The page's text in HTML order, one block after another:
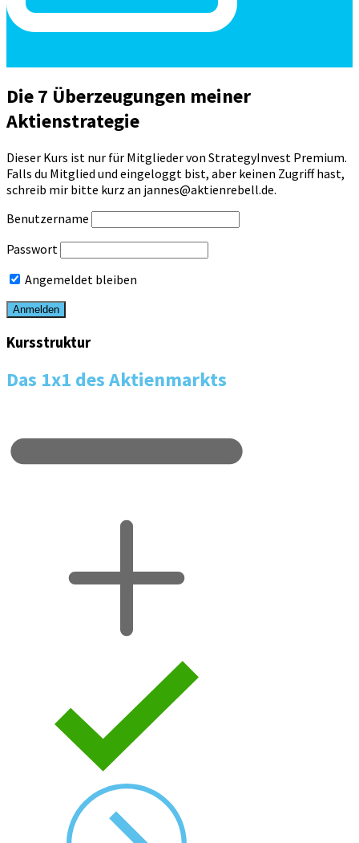
Die 7 Überzeugungen meiner
Aktienstrategie
Dieser Kurs ist nur für Mitglieder von StrategyInvest Premium.
Falls du Mitglied und eingeloggt bist, aber keinen Zugriff hast,
schreib mir bitte kurz an jannes@aktienrebell.de.
Benutzername
Passwort
Angemeldet bleiben
Kursstruktur
Das 1x1 des Aktienmarkts